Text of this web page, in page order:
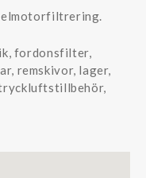
fordonsfilter,
remskivor, lager,